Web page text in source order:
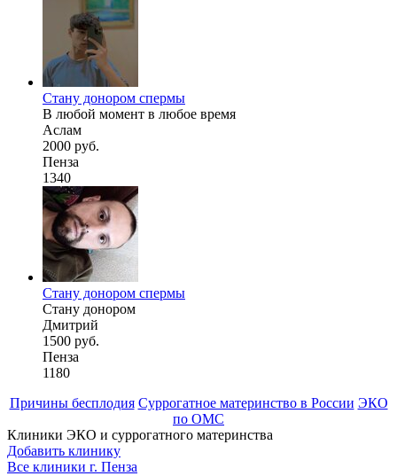
Стану донором спермы
В любой момент в любое время
Аслам
2000 руб.
Пенза
1340
Стану донором спермы
Стану донором
Дмитрий
1500 руб.
Пенза
1180
Причины бесплодия Суррогатное материнство в России ЭКО
по ОМС
Клиники ЭКО и суррогатного материнства
Добавить клинику
Все клиники г. Пенза